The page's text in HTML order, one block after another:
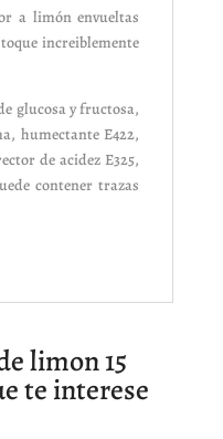
a limón envueltas
increiblemente
glucosa y fructosa,
humectante E422,
de acidez E325,
contener trazas
limon 15
te interese